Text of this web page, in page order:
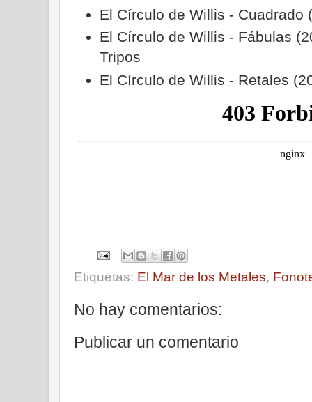
El Círculo de Willis - Cuadrado
El Círculo de Willis - Fábulas
Tripos
El Círculo de Willis - Retales
Etiquetas: El Mar de los Metales,
No hay comentarios:
Publicar un comentario